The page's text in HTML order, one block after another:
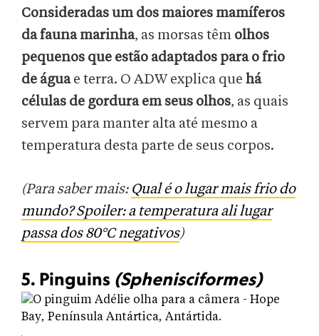
Consideradas um dos maiores mamíferos
da fauna marinha, as morsas têm olhos
pequenos que estão adaptados para o frio
de águae terra. O ADW explica que há
células de gordura em seus olhos, as quais
servem para manter alta até mesmo a
temperatura desta parte de seus corpos.
(Para saber mais: Qual é o lugar mais frio do
mundo? Spoiler: a temperatura ali lugar
passa dos 80°C negativos)
5. Pinguins (Sphenisciformes)